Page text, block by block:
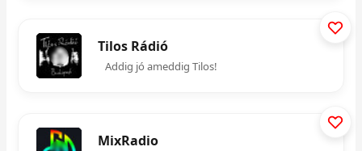
Tilos Rádió
Addig jó ameddig Tilos!
MixRadio